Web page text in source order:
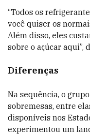
“Todos os
você quiser os
Além disso, eles
sobre o açúcar aqui”,
Diferenças
Na sequência, o
sobremesas, entre
disponíveis nos
experimentou um